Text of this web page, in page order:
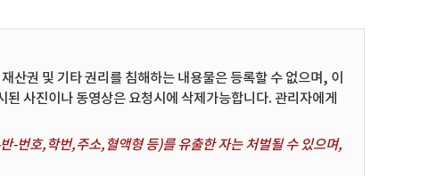
산권 및 기타 권리를 침해하는 내용물은 등록할 수 없으며, 이
사진이나 동영상은 요청시에 삭제가능합니다. 관리자에게
-번호,학번,주소,혈액형 등)를 유출한 자는 처벌될 수 있으며,